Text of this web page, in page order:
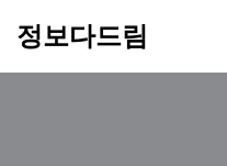
정보다드림